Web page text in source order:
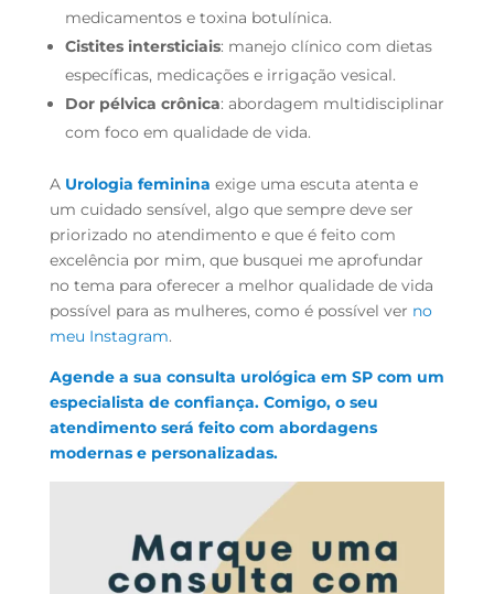
medicamentos e toxina botulínica.
Cistites intersticiais: manejo clínico com dietas
específicas, medicações e irrigação vesical.
Dor pélvica crônica: abordagem multidisciplinar
com foco em qualidade de vida.
A Urologia feminina exige uma escuta atenta e
um cuidado sensível, algo que sempre deve ser
priorizado no atendimento e que é feito com
excelência por mim, que busquei me aprofundar
no tema para oferecer a melhor qualidade de vida
possível para as mulheres, como é possível ver no
meu Instagram.
Agende a sua consulta urológica em SP com um
especialista de confiança. Comigo, o seu
atendimento será feito com abordagens
modernas e personalizadas.